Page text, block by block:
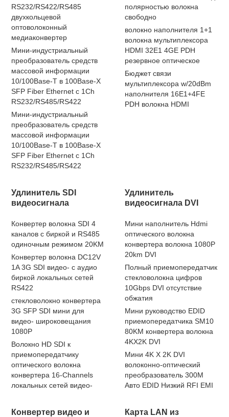
RS232/RS422/RS485
двухкольцевой
оптоволоконный
медиаконвертер
Мини-индустриальный
преобразователь средств
массовой информации
10/100Base-T в 100Base-X
SFP Fiber Ethernet с 1Ch
RS232/RS485/RS422
Мини-индустриальный
преобразователь средств
массовой информации
10/100Base-T в 100Base-X
SFP Fiber Ethernet с 1Ch
RS232/RS485/RS422
полярностью волокна
свободно
волокно наполнителя 1+1
волокна мультиплексора
HDMI 32E1 4GE PDH
резервное оптическое
Бюджет связи
мультиплексора w/20dBm
наполнителя 16E1+4FE
PDH волокна HDMI
Удлинитель SDI
видеосигнала
Конвертер волокна SDI 4
каналов с биркой и RS485
одиночным режимом 20KM
Конвертер волокна DC12V
1A 3G SDI видео- с аудио
биркой локальных сетей
RS422
стекловолокно конвертера
3G SFP SDI мини для
видео- широковещания
1080P
Волокно HD SDI к
приемопередатчику
оптического волокна
конвертера 16-Channels
локальных сетей видео-
Удлинитель
видеосигнала DVI
Мини наполнитель Hdmi
оптического волокна
конвертера волокна 1080P
20km DVI
Полный приемопередатчик
стекловолокна цифров
10Gbps DVI отсутствие
обжатия
Мини руководство EDID
приемопередатчика SM10
80KM конвертера волокна
4KX2K DVI
Мини 4K X 2K DVI
волоконно-оптический
преобразователь 300M
Авто EDID Низкий RFI EMI
Конвертер видео и
Карта LAN из